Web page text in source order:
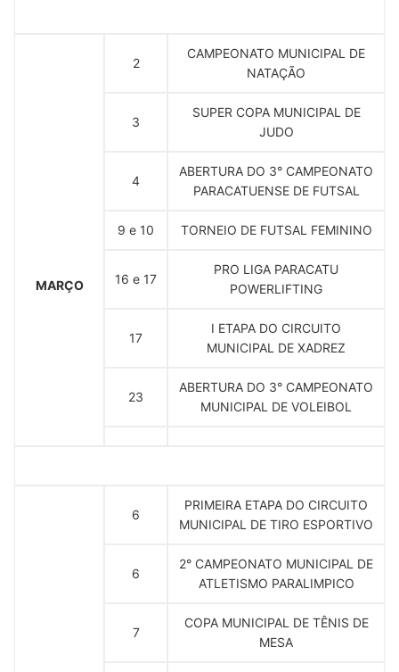
MARÇO
2
CAMPEONATO MUNICIPAL DE
NATAÇÃO
3
SUPER COPA MUNICIPAL DE
JUDO
4
ABERTURA DO 3° CAMPEONATO
PARACATUENSE DE FUTSAL
9 e 10 TORNEIO DE FUTSAL FEMININO
16 e 17
PRO LIGA PARACATU
POWERLIFTING
17
I ETAPA DO CIRCUITO
MUNICIPAL DE XADREZ
23
ABERTURA DO 3° CAMPEONATO
MUNICIPAL DE VOLEIBOL
6
PRIMEIRA ETAPA DO CIRCUITO
MUNICIPAL DE TIRO ESPORTIVO
6
2° CAMPEONATO MUNICIPAL DE
ATLETISMO PARALIMPICO
7
COPA MUNICIPAL DE TÊNIS DE
MESA